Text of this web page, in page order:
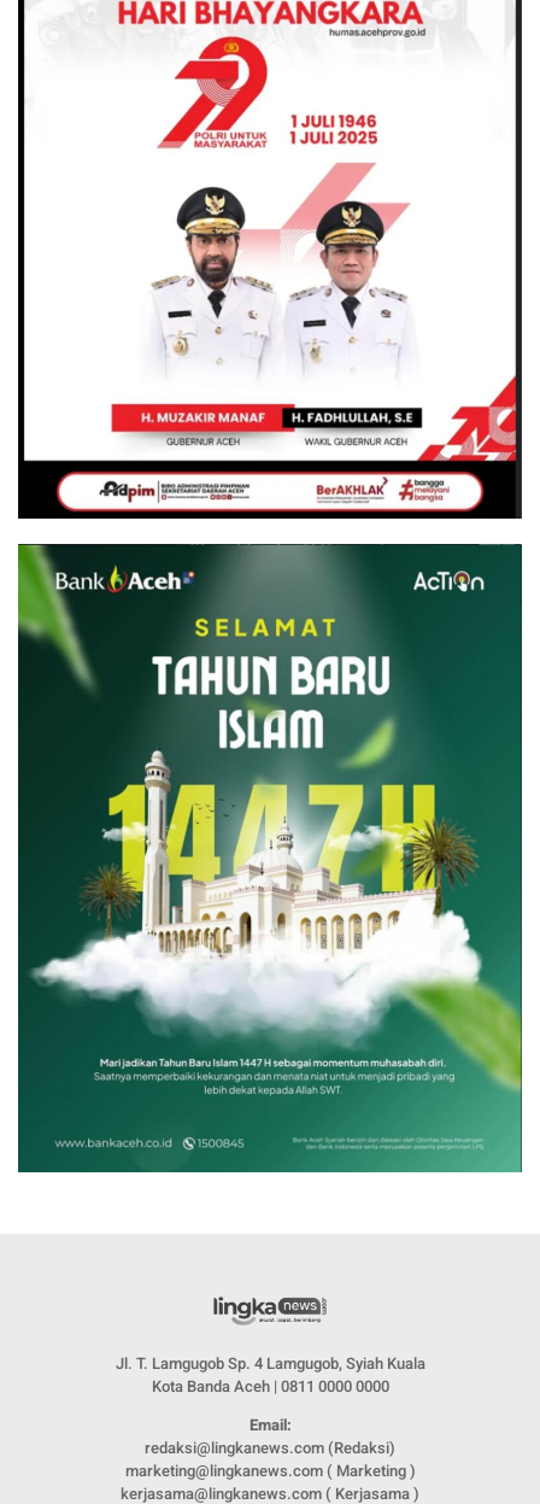
Jl. T. Lamgugob Sp. 4 Lamgugob, Syiah Kuala
Kota Banda Aceh | 0811 0000 0000
Email:
redaksi@lingkanews.com (Redaksi)
marketing@lingkanews.com ( Marketing )
kerjasama@lingkanews.com ( Kerjasama )